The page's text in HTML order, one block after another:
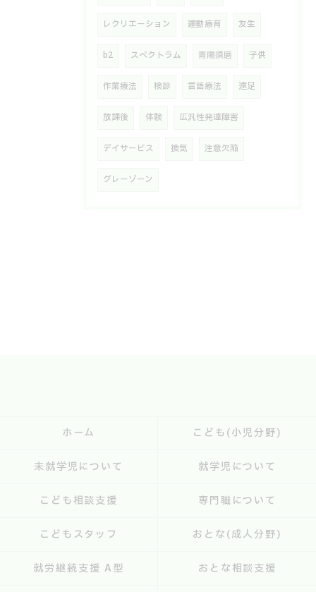
レクリエーション 運動療育 友生
b2 スペクトラム 青陽須磨 子供
作業療法 検診 言語療法 遠足
放課後 体験 広汎性発達障害
デイサービス 換気 注意欠陥
グレーゾーン
ホーム こども(小児分野)
未就学児について 就学児について
こども相談支援 専門職について
こどもスタッフ おとな(成人分野)
就労継続支援 A型 おとな相談支援